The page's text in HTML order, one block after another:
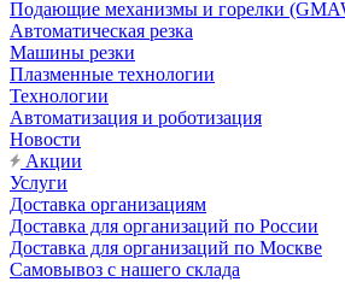
Подающие механизмы и горелки
Автоматическая резка
Машины резки
Плазменные технологии
Технологии
Автоматизация и роботизация
Новости
Акции
Услуги
Доставка организациям
Доставка для организаций по России
Доставка для организаций по Москве
Самовывоз с нашего склада